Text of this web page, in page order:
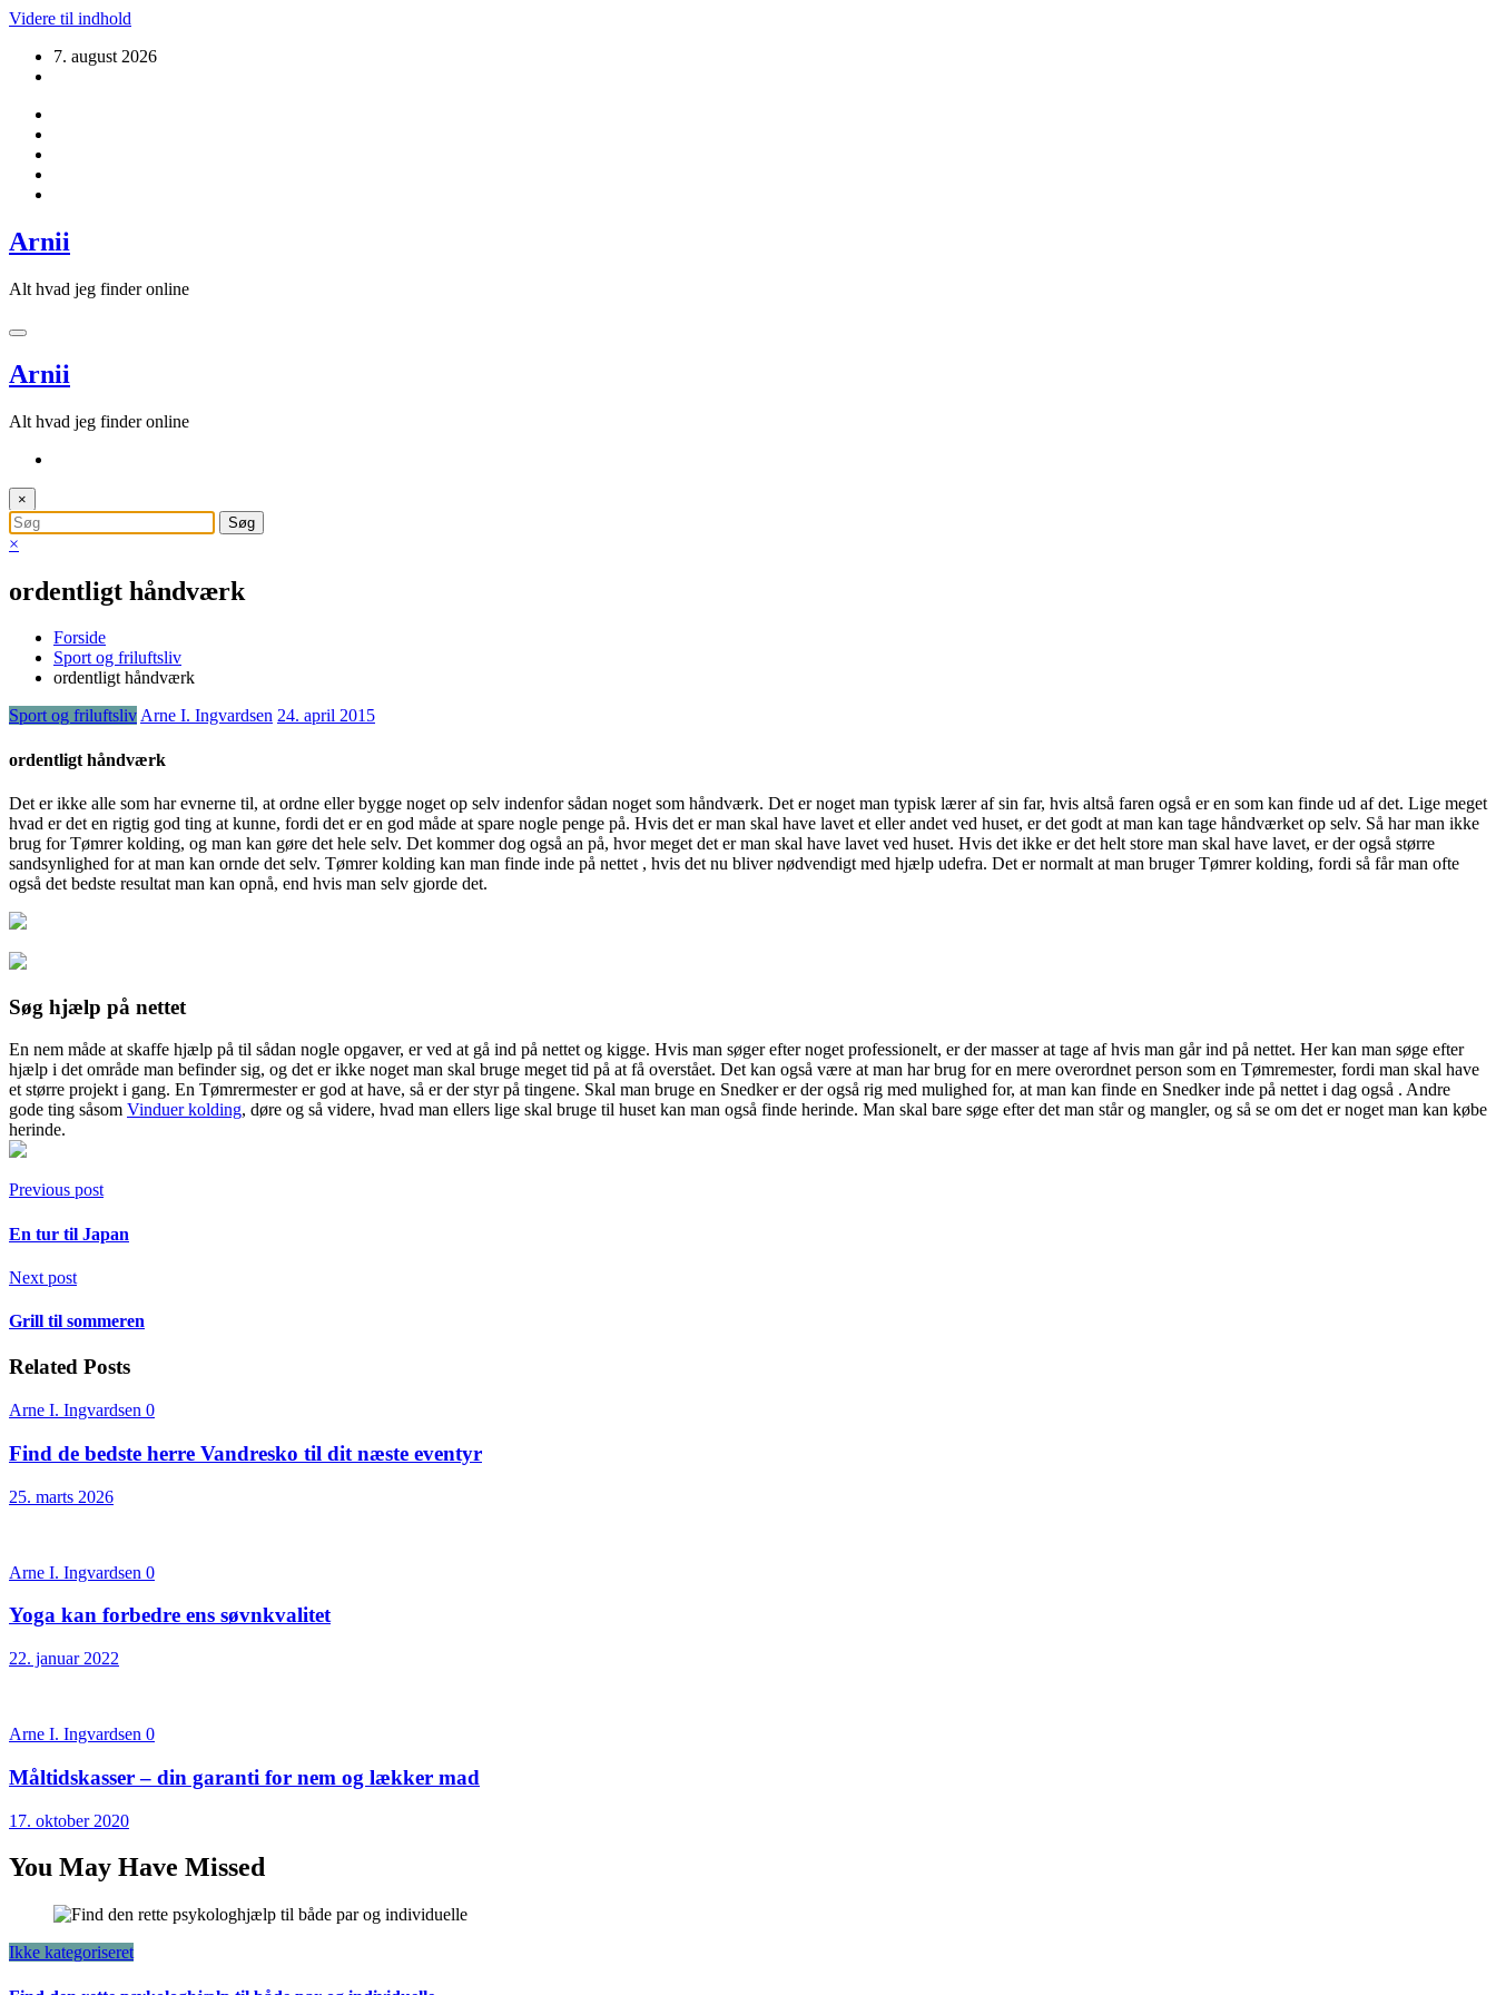
Videre til indhold
7. august 2026
Arnii
Alt hvad jeg finder online
Arnii
Alt hvad jeg finder online
×
×
ordentligt håndværk
Forside
Sport og friluftsliv
ordentligt håndværk
Sport og friluftslivArne I. Ingvardsen 24. april 2015
ordentligt håndværk
Det er ikke alle som har evnerne til, at ordne eller bygge noget op selv indenfor sådan noget som håndværk. Det er noget man typisk lærer af sin far, hvis altså faren også er en som kan finde ud af det. Lige meget
hvad er det en rigtig god ting at kunne, fordi det er en god måde at spare nogle penge på. Hvis det er man skal have lavet et eller andet ved huset, er det godt at man kan tage håndværket op selv. Så har man ikke
brug for Tømrer kolding, og man kan gøre det hele selv. Det kommer dog også an på, hvor meget det er man skal have lavet ved huset. Hvis det ikke er det helt store man skal have lavet, er der også større
sandsynlighed for at man kan ornde det selv. Tømrer kolding kan man finde inde på nettet , hvis det nu bliver nødvendigt med hjælp udefra. Det er normalt at man bruger Tømrer kolding, fordi så får man ofte
også det bedste resultat man kan opnå, end hvis man selv gjorde det.
Søg hjælp på nettet
En nem måde at skaffe hjælp på til sådan nogle opgaver, er ved at gå ind på nettet og kigge. Hvis man søger efter noget professionelt, er der masser at tage af hvis man går ind på nettet. Her kan man søge efter
hjælp i det område man befinder sig, og det er ikke noget man skal bruge meget tid på at få overstået. Det kan også være at man har brug for en mere overordnet person som en Tømremester, fordi man skal have
et større projekt i gang. En Tømrermester er god at have, så er der styr på tingene. Skal man bruge en Snedker er der også rig med mulighed for, at man kan finde en Snedker inde på nettet i dag også . Andre
gode ting såsom Vinduer kolding, døre og så videre, hvad man ellers lige skal bruge til huset kan man også finde herinde. Man skal bare søge efter det man står og mangler, og så se om det er noget man kan købe
herinde.
Previous post
En tur til Japan
Next post
Grill til sommeren
Related Posts
Arne I. Ingvardsen 0
Find de bedste herre Vandresko til dit næste eventyr
25. marts 2026
Arne I. Ingvardsen 0
Yoga kan forbedre ens søvnkvalitet
22. januar 2022
Arne I. Ingvardsen 0
Måltidskasser – din garanti for nem og lækker mad
17. oktober 2020
You May Have Missed
Ikke kategoriseret